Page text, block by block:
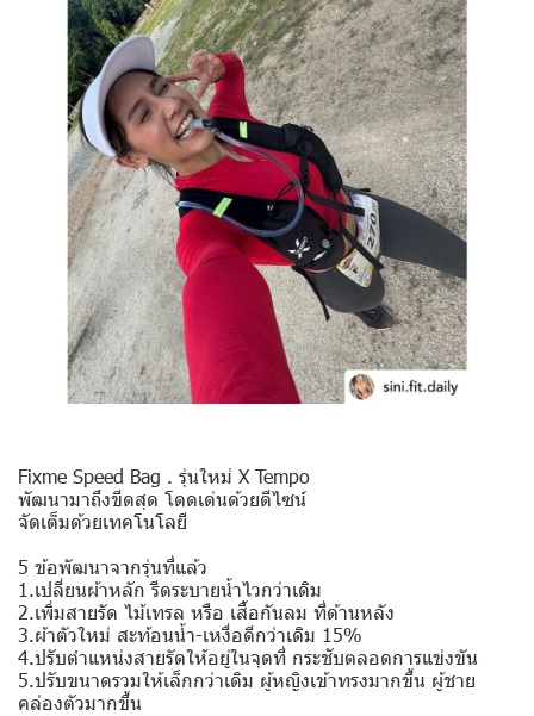
Fixme Speed Bag . รุ่นใหม่ X Tempo
พัฒนามาถึงขีดสุด โดดเด่นด้วยดีไซน์
จัดเต็มด้วยเทคโนโลยี
5 ข้อพัฒนาจากรุ่นที่แล้ว
1.เปลี่ยนผ้าหลัก รีดระบายน้ำไวกว่าเดิม
2.เพิ่มสายรัด ไม้เทรล หรือ เสื้อกันลม ที่ด้านหลัง
3.ผ้าตัวใหม่ สะท้อนน้ำ-เหงื่อดีกว่าเดิม 15%
4.ปรับตำแหน่งสายรัดให้อยู่ในจุดที่ กระชับตลอดการแข่งขัน
5.ปรับขนาดรวมให้เล็กกว่าเดิม ผู้หญิงเข้าทรงมากขึ้น ผู้ชาย
คล่องตัวมากขึ้น